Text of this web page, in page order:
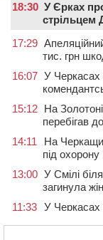
18:30 У Єрках
17:29
тис. грн
16:07 У Черкасах
15:12 На
перебігав
14:11
На
під
13:00 У Смілі
загинула
11:33 У Черкасах